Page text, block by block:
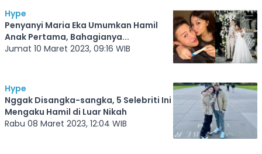
Hype
Penyanyi Maria Eka Umumkan Hamil
Anak Pertama, Bahagianya...
Jumat 10 Maret 2023, 09:16 WIB
Hype
Nggak Disangka-sangka, 5 Selebriti Ini
Mengaku Hamil di Luar Nikah
Rabu 08 Maret 2023, 12:04 WIB